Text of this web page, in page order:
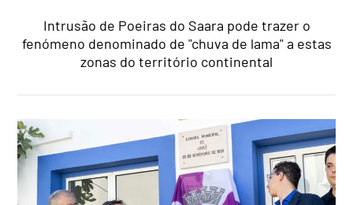
Intrusão de Poeiras do Saara pode trazer o
fenómeno denominado de "chuva de lama" a estas
zonas do território continental